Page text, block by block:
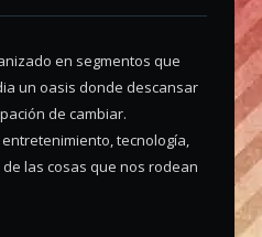
en segmentos que
un oasis donde descansar
de cambiar.
tecnología,
las cosas que nos rodean